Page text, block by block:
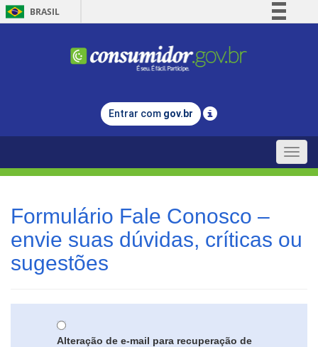
BRASIL
Comunica BR
Legislação
Entrar com gov.br
Toggle
Formulário Fale Conosco –
envie suas dúvidas, críticas ou
sugestões
Alteração de e-mail para recuperação de